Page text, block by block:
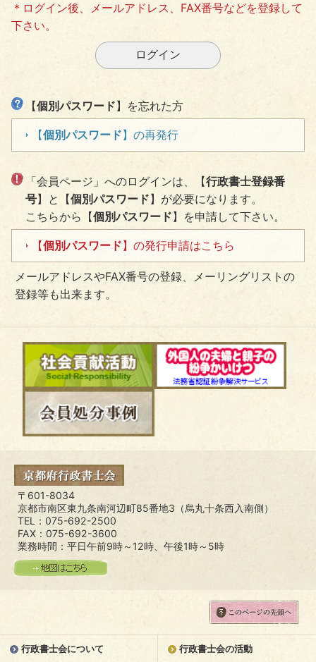
〒601-8034
京都市南区東九条南河辺町85番地3（烏丸十条西入南側）
TEL：075-692-2500
FAX：075-692-3600
業務時間：平日午前9時～12時、午後1時～5時
＊ログイン後、メールアドレス、FAX番号などを登録して
下さい。
【個別パスワード】を忘れた方
【個別パスワード】の再発行
「会員ページ」へのログインは、【行政書士登録番
号】と【個別パスワード】が必要になります。
こちらから【個別パスワード】を申請して下さい。
【個別パスワード】の発行申請はこちら
メールアドレスやFAX番号の登録、メーリングリストの
登録等も出来ます。
行政書士会について 行政書士会の活動